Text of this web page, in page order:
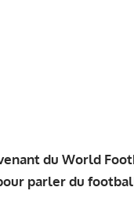
du World
parler du